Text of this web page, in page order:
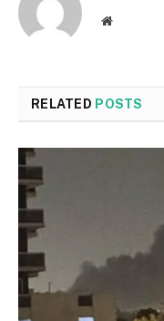
Website
RELATED POSTS